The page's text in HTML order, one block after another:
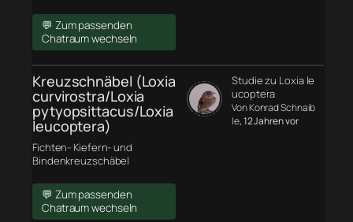
💬 Zum passenden
Chatraum wechseln
Kreuzschnäbel (Loxia
curvirostra/Loxia
pytyopsittacus/Loxia
leucoptera)
Fichten- Kiefern- und
Bindenkreuzschäbel
💬 Zum passenden
Chatraum wechseln
Studie zu Loxia le
ucoptera
Von Konrad Schnaib
le, 12 Jahren vor